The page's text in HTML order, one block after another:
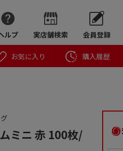
ルプ 実店舗検索 会員登録
お気に入り 購入履歴
ミニ 赤 100枚/